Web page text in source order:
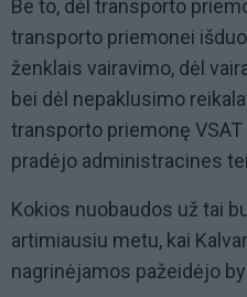
Be to, dėl transporto
transporto priemonei
ženklais vairavimo, dėl
bei dėl nepaklusimo
transporto priemonę
pradėjo administracines
Kokios nuobaudos už tai
artimiausiu metu, kai
nagrinėjamos pažeidėjo